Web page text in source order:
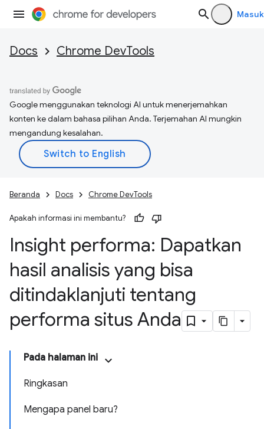
Masuk
Docs Chrome DevTools
Google menggunakan teknologi AI untuk menerjemahkan
konten ke dalam bahasa pilihan Anda. Terjemahan AI mungkin
mengandung kesalahan.
Beranda Docs Chrome DevTools
Apakah informasi ini membantu?
Insight performa: Dapatkan
hasil analisis yang bisa
ditindaklanjuti tentang
performa situs Anda
Pada halaman ini
Ringkasan
Mengapa panel baru?